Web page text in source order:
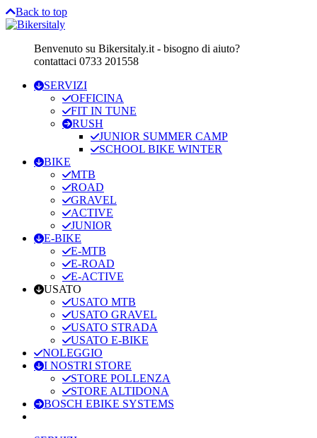
Back to top
Benvenuto su Bikersitaly.it - bisogno di aiuto?
contattaci 0733 201558
SERVIZI
OFFICINA
FIT IN TUNE
RUSH
JUNIOR SUMMER CAMP
SCHOOL BIKE WINTER
BIKE
MTB
ROAD
GRAVEL
ACTIVE
JUNIOR
E-BIKE
E-MTB
E-ROAD
E-ACTIVE
USATO
USATO MTB
USATO GRAVEL
USATO STRADA
USATO E-BIKE
NOLEGGIO
I NOSTRI STORE
STORE POLLENZA
STORE ALTIDONA
BOSCH EBIKE SYSTEMS